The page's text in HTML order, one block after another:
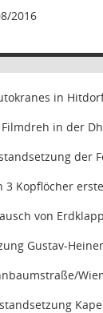
2016
in
in der
der
3 Kopflöcher
von
Gustav-